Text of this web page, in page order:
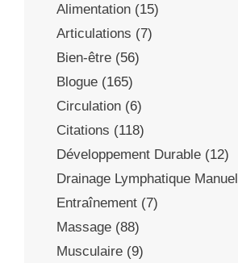
Alimentation (15)
Articulations (7)
Bien-être (56)
Blogue (165)
Circulation (6)
Citations (118)
Développement Durable (12)
Drainage Lymphatique Manuel
Entraînement (7)
Massage (88)
Musculaire (9)